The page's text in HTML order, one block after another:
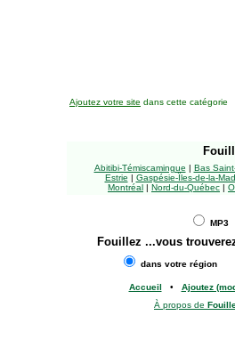
Ajoutez votre site dans cette catégorie
Abitibi-Témiscamingue | Bas
Estrie | Gaspésie-Îles-de-la-
Montréal | Nord-du-Québec |
MP3
Fouillez ...vous
dans votre région
Accueil • Ajoutez
À propos de